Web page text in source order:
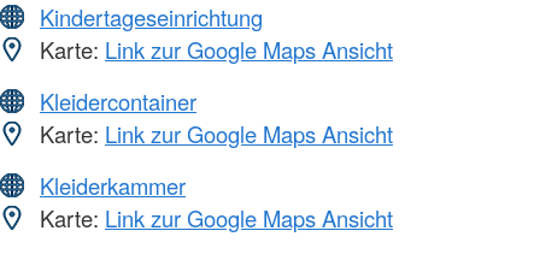
Kindertageseinrichtung
Karte: Link zur Google Maps Ansicht
Kleidercontainer
Karte: Link zur Google Maps Ansicht
Kleiderkammer
Karte: Link zur Google Maps Ansicht